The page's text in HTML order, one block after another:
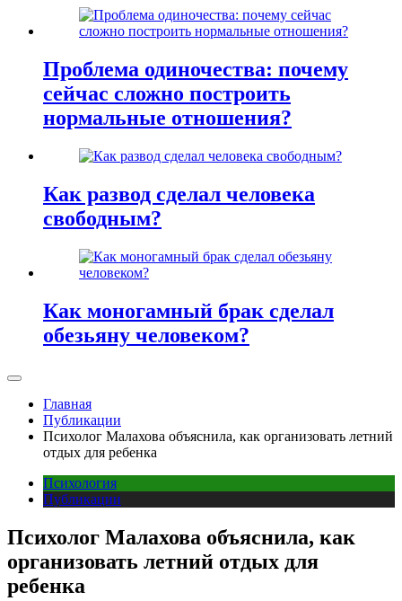
Проблема одиночества: почему
сейчас сложно построить
нормальные отношения?
Как развод сделал человека
свободным?
Как моногамный брак сделал
обезьяну человеком?
Главная
Публикации
Психолог Малахова объяснила, как организовать летний
отдых для ребенка
Психология
Публикации
Психолог Малахова объяснила, как
организовать летний отдых для
ребенка